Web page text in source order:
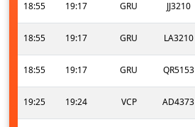
18:55 19:17 GRU JJ3210
18:55 19:17 GRU LA3210
18:55 19:17 GRU QR5153
19:25 19:24 VCP AD4373